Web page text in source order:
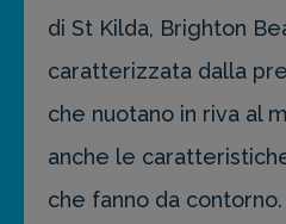
di St Kilda, Brighton
caratterizzata dalla
che nuotano in riva al
anche le
che fanno da contorno.